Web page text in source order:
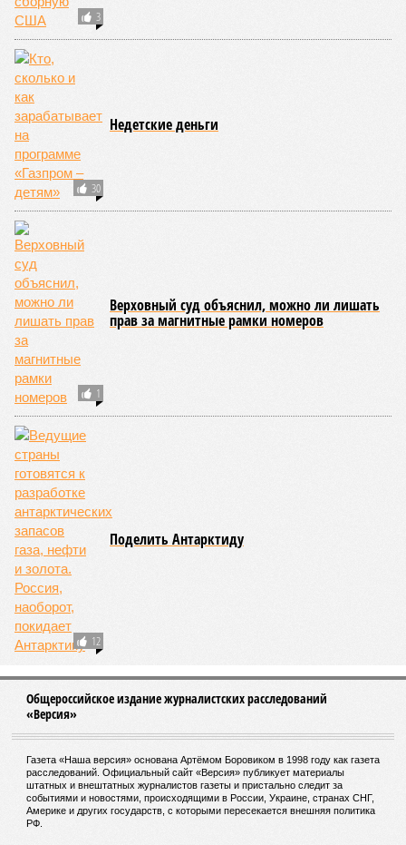
3
30
Недетские деньги
1
Верховный суд объяснил, можно ли лишать
прав за магнитные рамки номеров
12
Поделить Антарктиду
Общероссийское издание журналистских расследований
«Версия»
Газета «Наша версия» основана Артёмом Боровиком в 1998 году как газета
расследований. Официальный сайт «Версия» публикует материалы
штатных и внештатных журналистов газеты и пристально следит за
событиями и новостями, происходящими в России, Украине, странах СНГ,
Америке и других государств, с которыми пересекается внешняя политика
РФ.